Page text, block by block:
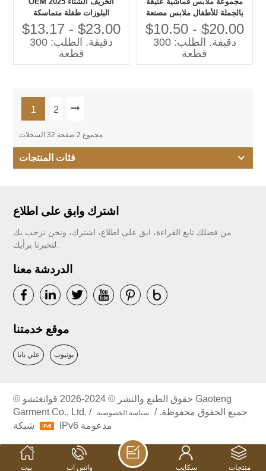
البلوزات طفلة متماسكة
البلوزات أزياء فتاة ضيقة سترة
مع شرابات
$13.17 - $23.00
دقيقة. الطلب: 300
قطعة
بالجملة للأطفال ملابس مصنعة
للأولاد والبنات الفئة العمرية 6-12
$10.50 - $20.00
دقيقة. الطلب: 300
قطعة
1 2
مجموع 2 صفحة 32 السجلات
فئات المنتجات
اشترك وابق على اطلاع
من فضلك تابع القراءة، ابق على اطلاع، اشترك، ونحن نرحب بك
الدردشة معنا
موقع خدمتنا
علي بابا يوتيوب
© حقوق الطبع والنشر © 2024-2026 قوانغتشو Gaoteng
Garment Co., Ltd. جميع الحقوق محفوظة. /
سياسة الخصوصية
/
شبكة IPv6 مدعومة
بيت منتجات سكايب واتس اب